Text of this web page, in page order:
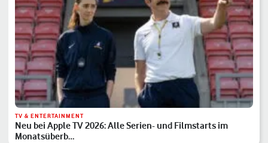
TV & ENTERTAINMENT
Neu bei Apple TV 2026: Alle Serien- und Filmstarts im
Monatsüberb…